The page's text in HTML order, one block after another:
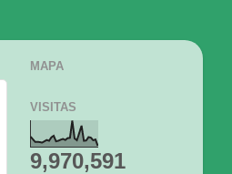
MAPA
VISITAS
9,970,591